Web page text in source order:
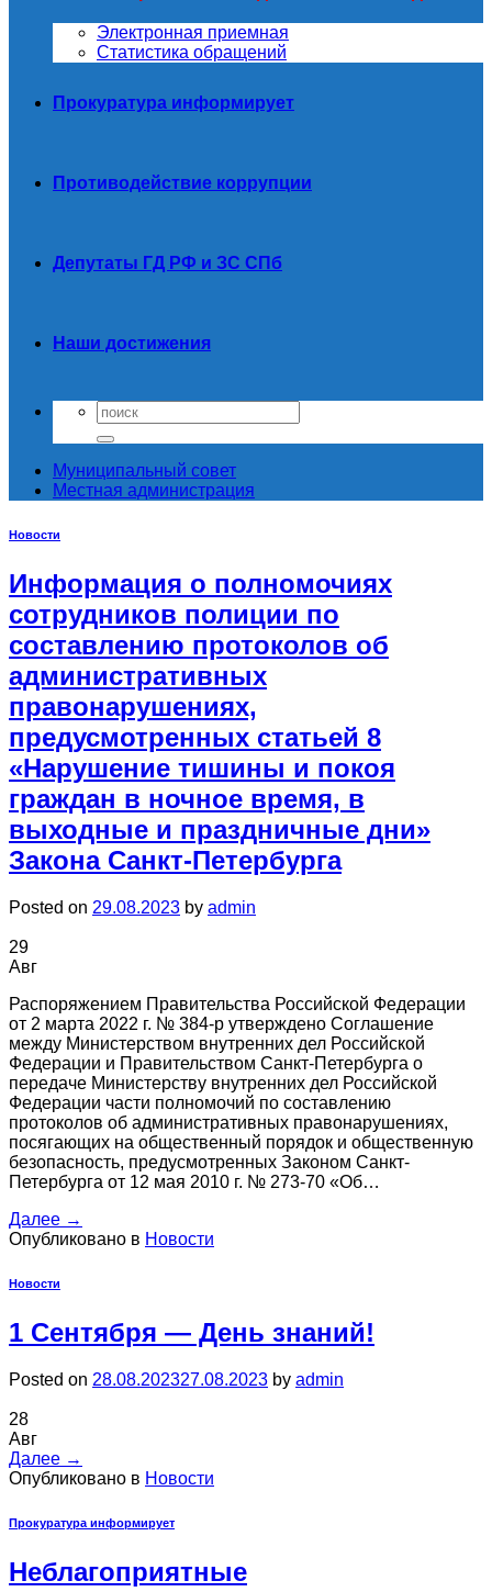
Электронная приемная
Статистика обращений
Прокуратура информирует
Противодействие коррупции
Депутаты ГД РФ и ЗС СПб
Наши достижения
Муниципальный совет
Местная администрация
Новости
Информация о полномочиях
сотрудников полиции по
составлению протоколов об
административных
правонарушениях,
предусмотренных статьей 8
«Нарушение тишины и покоя
граждан в ночное время, в
выходные и праздничные дни»
Закона Санкт-Петербурга
Posted on 29.08.2023 by admin
29
Авг
Распоряжением Правительства Российской Федерации
от 2 марта 2022 г. № 384-р утверждено Соглашение
между Министерством внутренних дел Российской
Федерации и Правительством Санкт-Петербурга о
передаче Министерству внутренних дел Российской
Федерации части полномочий по составлению
протоколов об административных правонарушениях,
посягающих на общественный порядок и общественную
безопасность, предусмотренных Законом Санкт-
Петербурга от 12 мая 2010 г. № 273-70 «Об…
Далее →
Опубликовано в Новости
Новости
1 Сентября — День знаний!
Posted on 28.08.202327.08.2023 by admin
28
Авг
Далее →
Опубликовано в Новости
Прокуратура информирует
Неблагоприятные